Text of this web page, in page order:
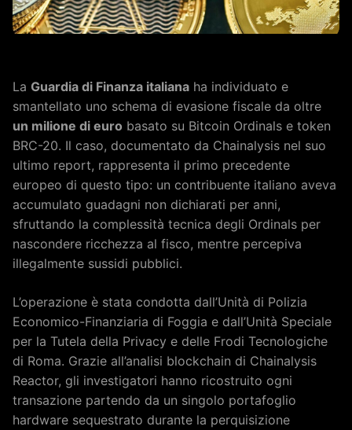
La Guardia di Finanza italiana ha individuato e
smantellato uno schema di evasione fiscale da oltre
un milione di euro basato su Bitcoin Ordinals e token
BRC-20. Il caso, documentato da Chainalysis nel suo
ultimo report, rappresenta il primo precedente
europeo di questo tipo: un contribuente italiano aveva
accumulato guadagni non dichiarati per anni,
sfruttando la complessità tecnica degli Ordinals per
nascondere ricchezza al fisco, mentre percepiva
illegalmente sussidi pubblici.
L’operazione è stata condotta dall’Unità di Polizia
Economico-Finanziaria di Foggia e dall’Unità Speciale
per la Tutela della Privacy e delle Frodi Tecnologiche
di Roma. Grazie all’analisi blockchain di Chainalysis
Reactor, gli investigatori hanno ricostruito ogni
transazione partendo da un singolo portafoglio
hardware sequestrato durante la perquisizione